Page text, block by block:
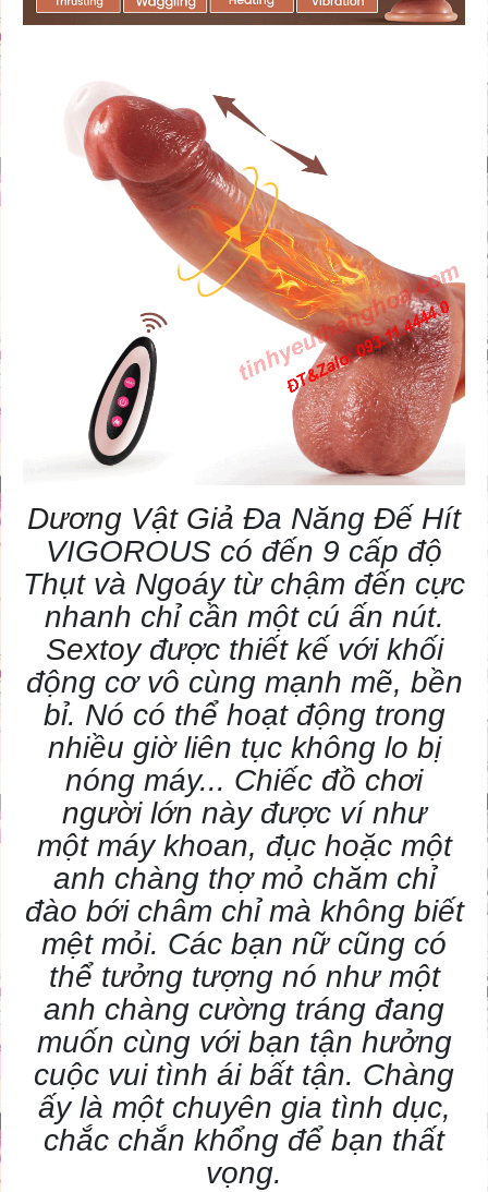
Dương Vật Giả Đa Năng Đế Hít
VIGOROUS có đến 9 cấp độ
Thụt và Ngoáy từ chậm đến cực
nhanh chỉ cần một cú ấn nút.
Sextoyđược thiết kế với khối
động cơ vô cùng mạnh mẽ, bền
bỉ. Nó có thể hoạt động trong
nhiều giờ liên tục không lo bị
nóng máy... Chiếc đồ chơi
người lớn này được ví như
một máy khoan, đục hoặc một
anh chàng thợ mỏ chăm chỉ
đào bới châm chỉ mà không biết
mệt mỏi. Các bạn nữ cũng có
thể tưởng tượng nó như một
anh chàng cường tráng đang
muốn cùng với bạn tận hưởng
cuộc vui tình ái bất tận. Chàng
ấy là một chuyên gia tình dục,
chắc chắn khổng để bạn thất
vọng.